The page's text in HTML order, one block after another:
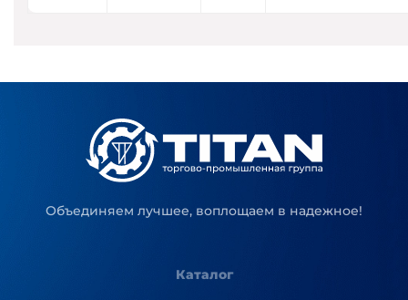
Объединяем лучшее, воплощаем в надежное!
Каталог